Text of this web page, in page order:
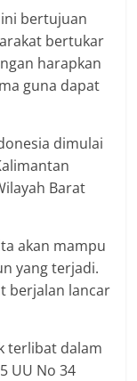
bertujuan
bertukar
harapkan
guna dapat
dimulai
Barat
akan mampu
yang terjadi.
berjalan lancar
terlibat dalam
UU No 34